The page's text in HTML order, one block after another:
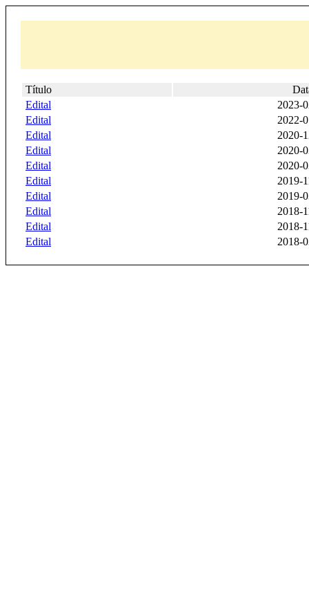
Título
Edital
2023-
Edital
2022-
Edital
2020-
Edital
2020-
Edital
2020-
Edital
2019-
Edital
2019-
Edital
2018-
Edital
2018-
Edital
2018-